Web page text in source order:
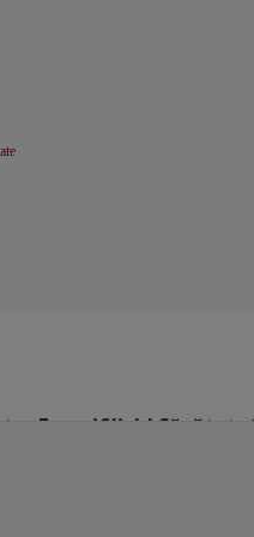
FemeiClick! Sănătate